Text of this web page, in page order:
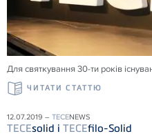
Для святкування 30-ти років
ЧИТАТИ СТАТТЮ
12.07.2019 – TECENEWS
TECEsolid і TECEfilo-Solid